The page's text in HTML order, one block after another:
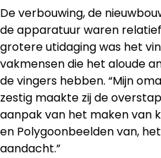
De verbouwing, de
de apparatuur waren
grotere utidaging was het
vakmensen die het aloude
de vingers hebben. “Mijn
zestig maakte zij de
aanpak van het maken van
en Polygoonbeelden van,
aandacht.”